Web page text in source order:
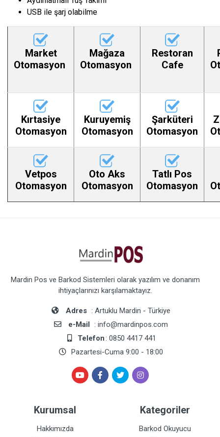
USB ile şarj olabilme
Market
Otomasyon
Mağaza
Otomasyon
Restoran
Cafe
Kırtasiye
Otomasyon
Kuruyemiş
Otomasyon
Şarküteri
Otomasyon
Vetpos
Otomasyon
Oto Aks
Otomasyon
Tatlı Pos
Otomasyon
Mardin Pos ve Barkod Sistemleri olarak yazılım ve donanım
ihtiyaçlarınızı karşılamaktayız.
Adres : Artuklu Mardin - Türkiye
e-Mail
: info@mardinpos.com
Telefon: 0850 4417 441
Pazartesi-Cuma 9:00 - 18:00
Kurumsal
Hakkımızda
Kategoriler
Barkod Okuyucu